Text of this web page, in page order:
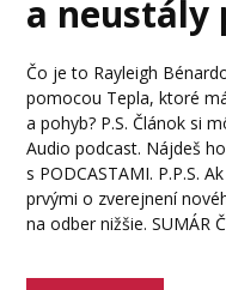
a neustály
Čo je to Rayleigh
pomocou Tepla, ktoré
a pohyb? P.S. Článok si
Audio podcast. Nájdeš
s PODCASTAMI. P.P.S.
prvými o zverejnení
na odber nižšie. SUMÁR